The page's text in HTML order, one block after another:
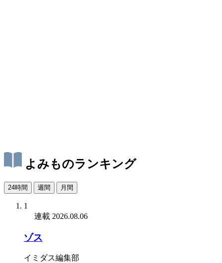
よみものランキング
24時間 週間 月間
1
連載 2026.08.06
ゾス
イミダス編集部